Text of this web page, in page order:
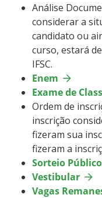
Análise
considerar a
candidato ou
curso, estará
IFSC.
Enem
Exame de
Ordem de
inscrição
fizeram sua
fizeram a
Sorteio Público
Vestibular
Vagas